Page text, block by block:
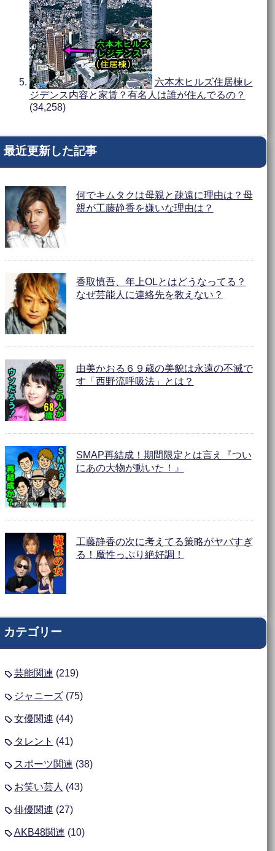
六本木ヒルズ住居棟レ
ジデンス内容と家賃？有名人は誰が住んでるの？
(34,258)
最近更新した記事
何でキムタクは母親と疎遠に理由は？母
親が工藤静香を嫌いな理由は？
香取慎吾、年上OLとはどうなってる？
なぜ芸能人に連絡先を教えない？
由美かおる６９歳の美貌は永遠の不滅で
す「西野流呼吸法」とは？
SMAP再結成！期間限定とは言え『つい
にあの大物が動いた！』
工藤静香の次に考えてる策略がヤバすぎ
る！魔性っぷり絶好調！
カテゴリー
芸能関連 (219)
ジャニーズ(75)
女優関連 (44)
タレント (41)
スポーツ関連 (38)
お笑い芸人 (43)
俳優関連 (27)
AKB48関連 (10)